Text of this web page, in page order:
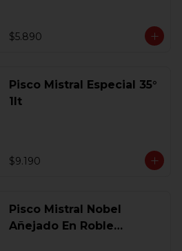
$5.890
Pisco Mistral Especial 35°
1lt
$9.190
Pisco Mistral Nobel
Añejado En Roble